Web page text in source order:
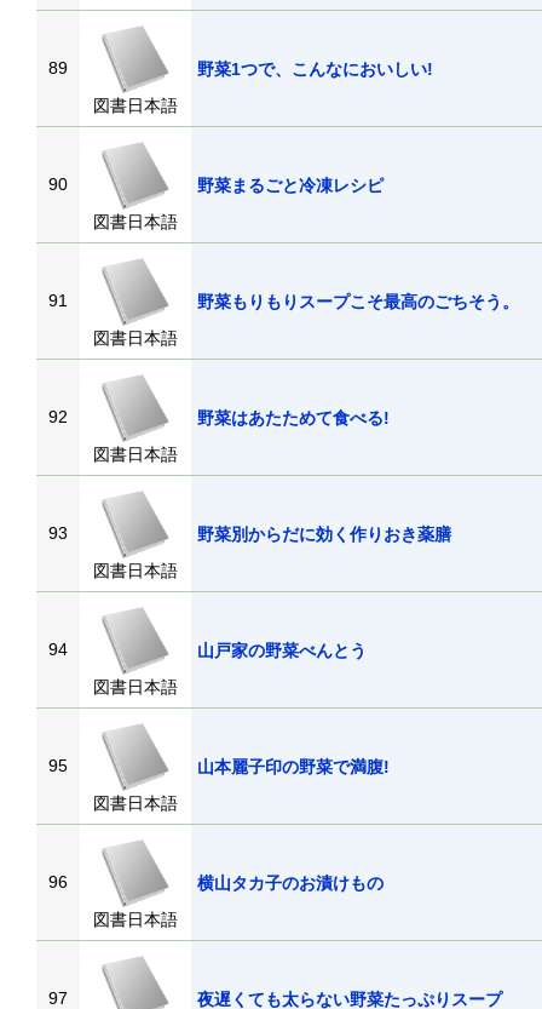
89
図書日本語
野菜1つで、こんなにおいしい!
90
図書日本語
野菜まるごと冷凍レシピ
91
図書日本語
野菜もりもりスープこそ最高のごちそう
92
図書日本語
野菜はあたためて食べる!
93
図書日本語
野菜別からだに効く作りおき薬膳
94
図書日本語
山戸家の野菜べんとう
95
図書日本語
山本麗子印の野菜で満腹!
96
図書日本語
横山タカ子のお漬けもの
97
夜遅くても太らない野菜たっぷりスープ